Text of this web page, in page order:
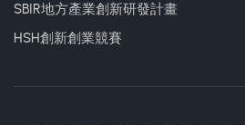
SBIR地方產業創新研發計畫
HSH創新創業競賽